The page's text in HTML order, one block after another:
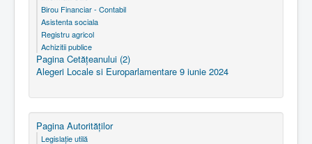
Birou Financiar - Contabil
Asistenta sociala
Registru agricol
Achizitii publice
Pagina Cetăţeanului (2)
Alegeri Locale si Europarlamentare 9 iunie 2024
Pagina Autorităţilor
Legislaţie utilă